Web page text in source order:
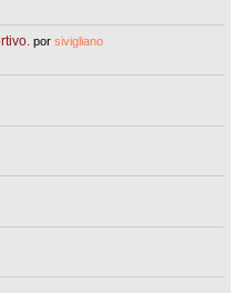
porsivigliano